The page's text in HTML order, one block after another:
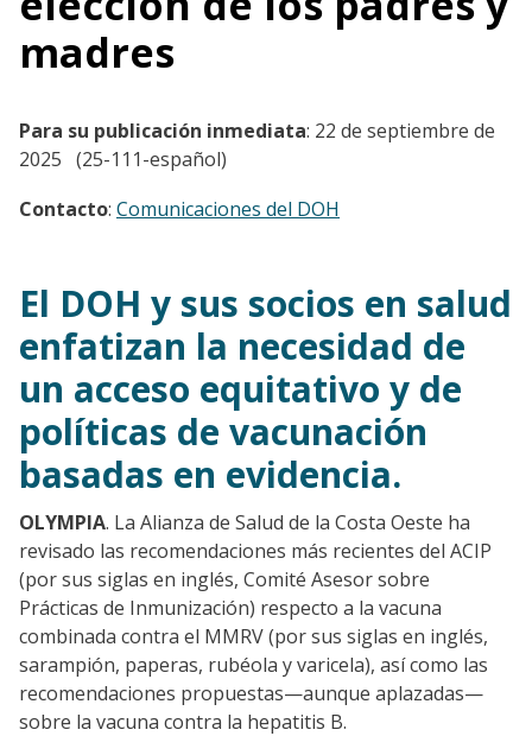
madres
Para su publicación inmediata: 22 de septiembre de
2025 (25-111-español)
Contacto: Comunicaciones del DOH
El DOH y sus socios en salud
enfatizan la necesidad de
un acceso equitativo y de
políticas de vacunación
basadas en evidencia.
OLYMPIA. La Alianza de Salud de la Costa Oeste ha
revisado las recomendaciones más recientes del ACIP
(por sus siglas en inglés, Comité Asesor sobre
Prácticas de Inmunización) respecto a la vacuna
combinada contra el MMRV (por sus siglas en inglés,
sarampión, paperas, rubéola y varicela), así como las
recomendaciones propuestas—aunque aplazadas—
sobre la vacuna contra la hepatitis B.